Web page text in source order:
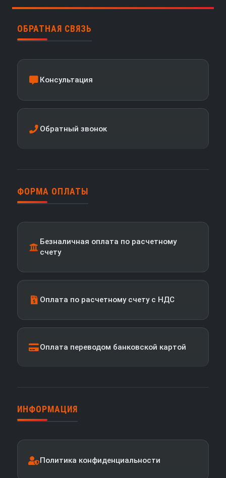
ОБРАТНАЯ СВЯЗЬ
Консультация
Обратный звонок
ФОРМА ОПЛАТЫ
Безналичная оплата по расчетному
счету
Оплата по расчетному счету с НДС
Оплата переводом банковской картой
ИНФОРМАЦИЯ
Политика конфиденциальности